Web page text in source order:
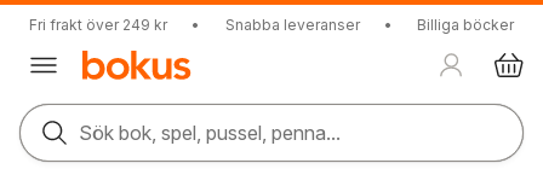
Fri frakt över 249 kr • Snabba leveranser • Billiga böcker
Sök bok, spel, pussel, penna...